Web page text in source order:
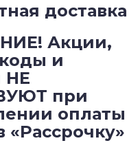
доставка
Акции,
и
НЕ
при
оплаты
«Рассрочку»